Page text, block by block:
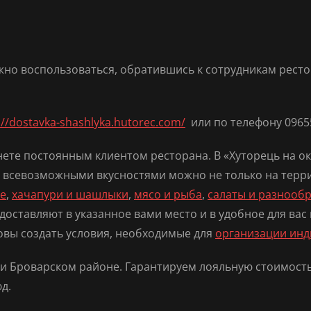
воспользоваться, обратившись к сотрудникам
dostavka-shashlyka.hutorec.com/ или по телефону
постоянным клиентом ресторана. В «Хуторець на
вкусностями можно не только на
, хачапури и шашлыки, мясо и рыба, салаты и
в указанное вами место и в удобное для
создать условия, необходимые для организации
Броварском районе. Гарантируем лояльную